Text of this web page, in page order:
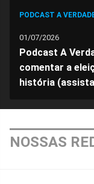
PODCAST A
01/07/2026
Podcast A
comentar a
história
NOSSAS